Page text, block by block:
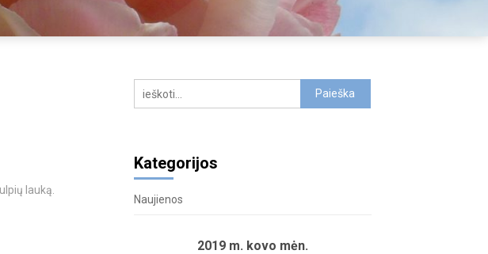
lauką.
Kategorijos
Naujienos
2019 m. kovo mėn.